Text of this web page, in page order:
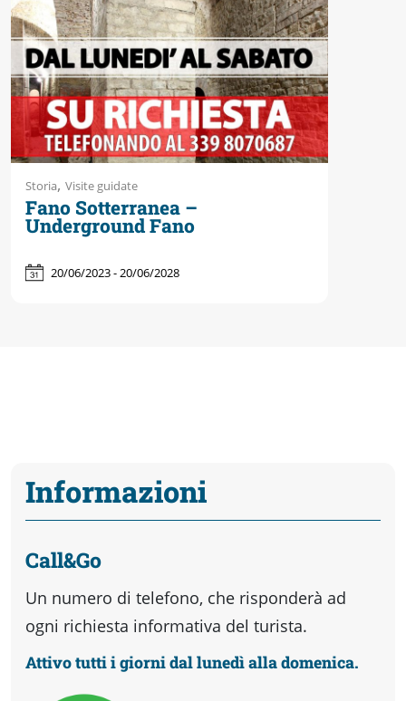
Storia, Visite guidate
Fano Sotterranea –
Underground Fano
20/06/2023 - 20/06/2028
Informazioni
Call&Go
Un numero di telefono, che risponderà ad
ogni richiesta informativa del turista.
Attivo tutti i giorni dal lunedì alla domenica.